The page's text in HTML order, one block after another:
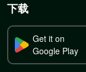
下载
Get it on
Google Play